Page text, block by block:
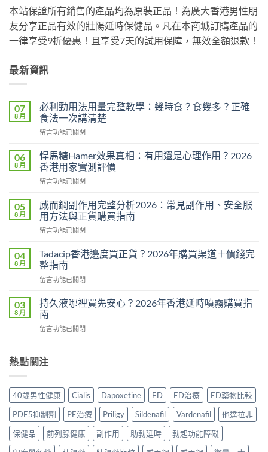
本站保證所有銷售的產品均為原裝正品！為廣大香港男性朋
友分享正品有效的壯陽延時保健品。凡在本商城訂購產品的
一律享受9折優惠！且享受7天的試用保障，無效全額退款！
最新資訊
07
8 月
必利勁用法用量完整教學：幾時食？食幾多？正確
食法一次講清楚
在
利
勁
用
法
量
完
整
教
幾
時
食
多？
正
確
一
次
清
楚〉
中
留言功能已關閉
06
8 月
悍馬糖Hamer效果真相：有用還是心理作用？2026
香港用家實測評價
在
馬
糖
Hamer
效
真
相：
用
是
心
作
香
家
實
測
評
價〉
中
留言功能已關閉
05
8 月
威而鋼副作用完整分析2026：常見副作用、安全服
用方法與正貨購買指南
在
而
鋼
副
作
完
整
分
析
見
用、
安
全
服
方
留言功能已關閉
04
8 月
Tadacip香港邊度買正貨？2026年購買渠道＋價錢完
整指南
在
香
港
邊
度
貨？
購
買
渠
道
價
留言功能已關閉
03
8 月
持久液哪裡買先安心？2026年香港延時噴霧購買指
南
在
液
哪
買
先
安
心？
2026
年
香
留言功能已關閉
熱點關注
40歲男性健康 Cialis Dapoxetine ED ED治療
ED藥物比較
PDE5抑制劑
PE治療 Priligy Sildenafil Vardenafil
他達拉非
保健品
前列腺健康 副作用 助勃延時
勃起功能障礙